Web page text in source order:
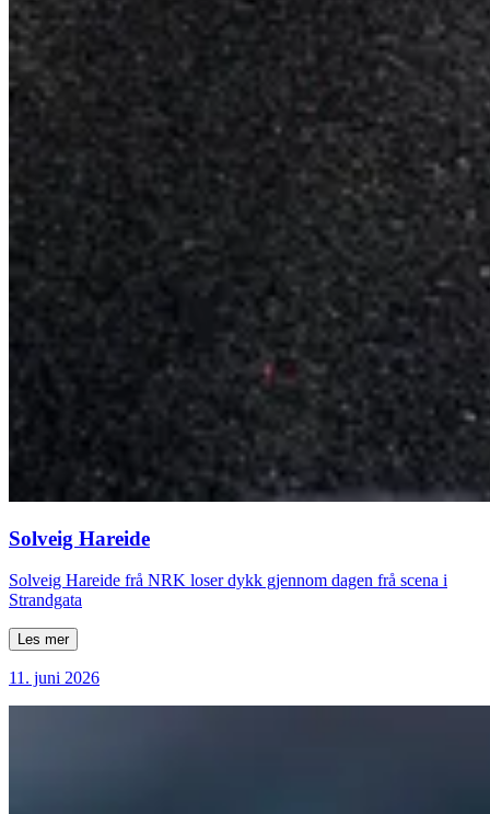
Solveig Hareide
Solveig Hareide frå NRK loser dykk gjennom dagen frå scena i
Strandgata
Les mer
11. juni 2026